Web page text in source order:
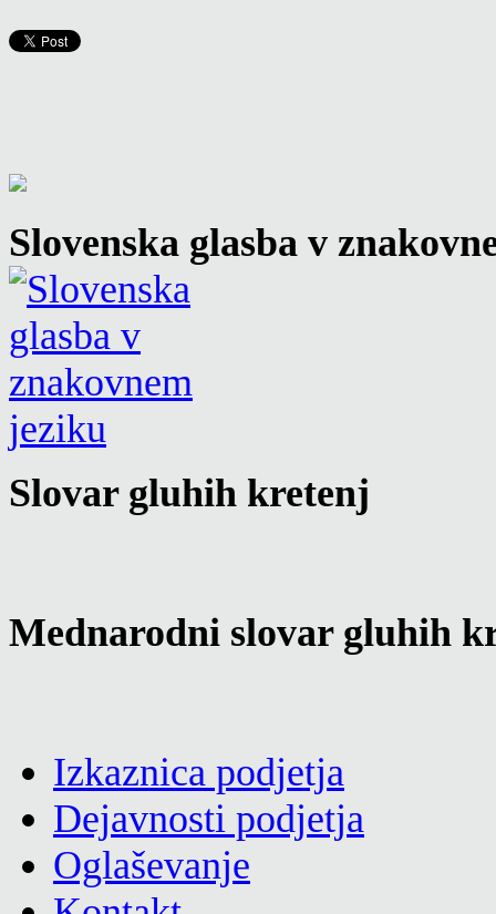
Slovenska glasba v
Slovar gluhih kretenj
Mednarodni slovar gluhih
Izkaznica podjetja
Dejavnosti podjetja
Oglaševanje